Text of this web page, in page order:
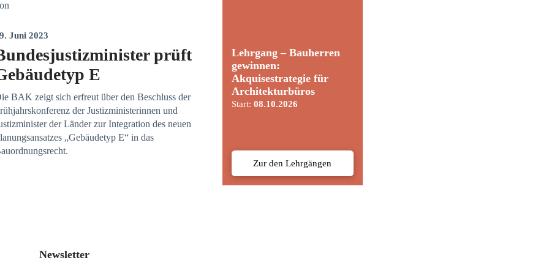
Juni 2023
prüft
E
BAK zeigt sich erfreut über den Beschluss der
der Justizministerinnen und
der Länder zur Integration des neuen
„Gebäudetyp E“ in das
Lehrgang – Bauherren
gewinnen:
Akquisestrategie für
Architekturbüros
Start:08.10.2026
Zur den Lehrgängen
Newsletter